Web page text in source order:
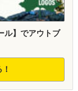
ル】でアウトブ